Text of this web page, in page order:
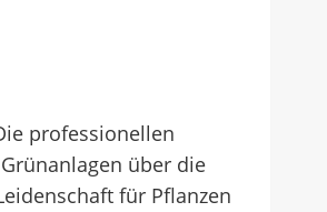
professionellen
über die
für Pflanzen